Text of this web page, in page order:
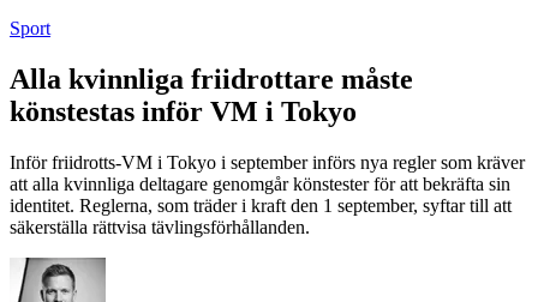
Sport
Alla kvinnliga friidrottare måste
könstestas inför VM i Tokyo
Inför friidrotts-VM i Tokyo i september införs nya regler som kräver
att alla kvinnliga deltagare genomgår könstester för att bekräfta sin
identitet. Reglerna, som träder i kraft den 1 september, syftar till att
säkerställa rättvisa tävlingsförhållanden.